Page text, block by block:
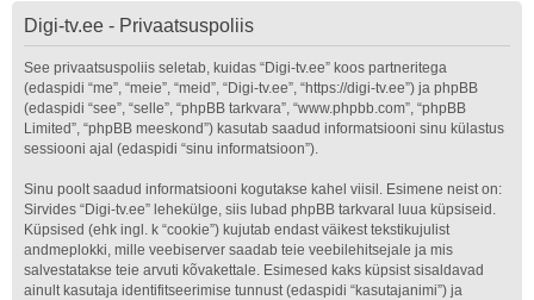
Digi-tv.ee - Privaatsuspoliis
See privaatsuspoliis seletab, kuidas “Digi-tv.ee” koos partneritega
(edaspidi “me”, “meie”, “meid”, “Digi-tv.ee”, “https://digi-tv.ee”) ja phpBB
(edaspidi “see”, “selle”, “phpBB tarkvara”, “www.phpbb.com”, “phpBB
Limited”, “phpBB meeskond”) kasutab saadud informatsiooni sinu külastus
sessiooni ajal (edaspidi “sinu informatsioon”).
Sinu poolt saadud informatsiooni kogutakse kahel viisil. Esimene neist on:
Sirvides “Digi-tv.ee” lehekülge, siis lubad phpBB tarkvaral luua küpsiseid.
Küpsised (ehk ingl. k “cookie”) kujutab endast väikest tekstikujulist
andmeplokki, mille veebiserver saadab teie veebilehitsejale ja mis
salvestatakse teie arvuti kõvakettale. Esimesed kaks küpsist sisaldavad
ainult kasutaja identifitseerimise tunnust (edaspidi “kasutajanimi”) ja